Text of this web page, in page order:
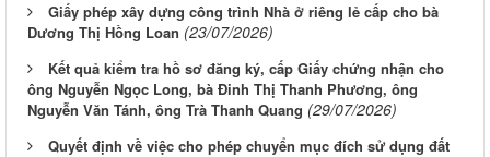
Giấy phép xây dựng công trình Nhà ở riêng lẻ cấp cho bà
Dương Thị Hồng Loan (23/07/2026)
Kết quả kiểm tra hồ sơ đăng ký, cấp Giấy chứng nhận cho
ông Nguyễn Ngọc Long, bà Đinh Thị Thanh Phương, ông
Nguyễn Văn Tánh, ông Trà Thanh Quang (29/07/2026)
Quyết định về việc cho phép chuyển mục đích sử dụng đất